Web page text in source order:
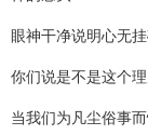
眼神干净说明心无
你们说是不是这个理
当我们为凡尘俗事